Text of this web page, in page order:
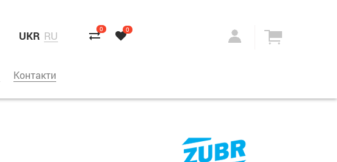
UKR RU 0 0
Контакти